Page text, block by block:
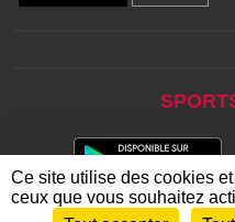
Ce site utilise des cookies
ceux que vous souhaitez